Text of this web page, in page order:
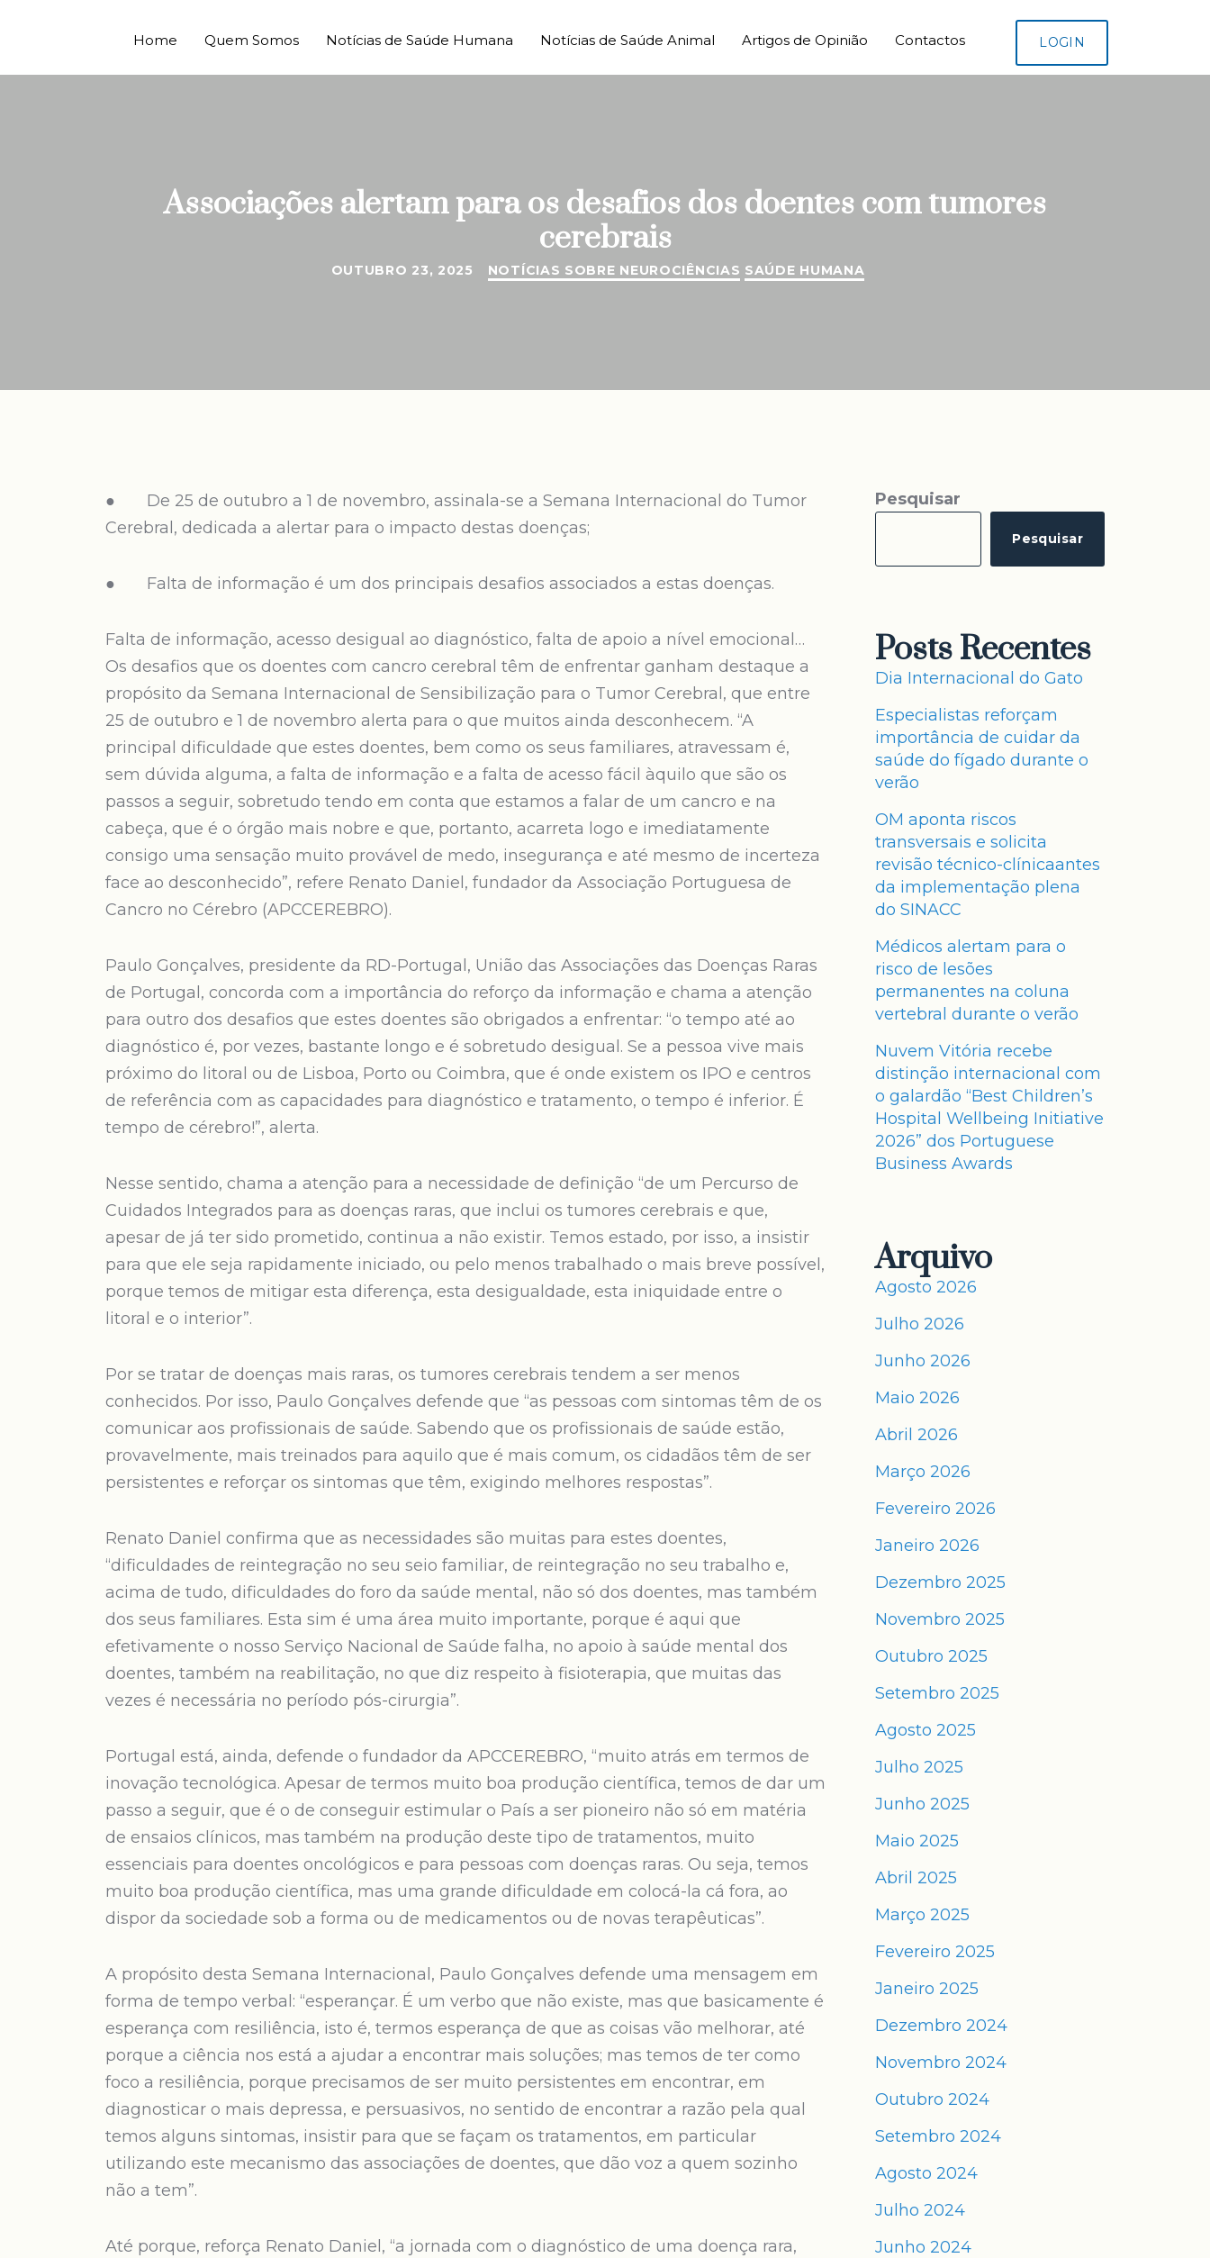
Home Quem Somos Notícias de Saúde Humana Notícias de Saúde Animal Artigos de Opinião Contactos LOGIN
Associações alertam para os desafios dos doentes com tumores
cerebrais
OUTUBRO 23, 2025 NOTÍCIAS SOBRE NEUROCIÊNCIAS SAÚDE HUMANA
● De 25 de outubro a 1 de novembro, assinala-se a Semana Internacional do Tumor
Cerebral, dedicada a alertar para o impacto destas doenças;
● Falta de informação é um dos principais desafios associados a estas doenças.
Falta de informação, acesso desigual ao diagnóstico, falta de apoio a nível emocional…
Os desafios que os doentes com cancro cerebral têm de enfrentar ganham destaque a
propósito da Semana Internacional de Sensibilização para o Tumor Cerebral, que entre
25 de outubro e 1 de novembro alerta para o que muitos ainda desconhecem. “A
principal dificuldade que estes doentes, bem como os seus familiares, atravessam é,
sem dúvida alguma, a falta de informação e a falta de acesso fácil àquilo que são os
passos a seguir, sobretudo tendo em conta que estamos a falar de um cancro e na
cabeça, que é o órgão mais nobre e que, portanto, acarreta logo e imediatamente
consigo uma sensação muito provável de medo, insegurança e até mesmo de incerteza
face ao desconhecido”, refere Renato Daniel, fundador da Associação Portuguesa de
Cancro no Cérebro (APCCEREBRO).
Paulo Gonçalves, presidente da RD-Portugal, União das Associações das Doenças Raras
de Portugal, concorda com a importância do reforço da informação e chama a atenção
para outro dos desafios que estes doentes são obrigados a enfrentar: “o tempo até ao
diagnóstico é, por vezes, bastante longo e é sobretudo desigual. Se a pessoa vive mais
próximo do litoral ou de Lisboa, Porto ou Coimbra, que é onde existem os IPO e centros
de referência com as capacidades para diagnóstico e tratamento, o tempo é inferior. É
tempo de cérebro!”, alerta.
Nesse sentido, chama a atenção para a necessidade de definição “de um Percurso de
Cuidados Integrados para as doenças raras, que inclui os tumores cerebrais e que,
apesar de já ter sido prometido, continua a não existir. Temos estado, por isso, a insistir
para que ele seja rapidamente iniciado, ou pelo menos trabalhado o mais breve possível,
porque temos de mitigar esta diferença, esta desigualdade, esta iniquidade entre o
litoral e o interior”.
Por se tratar de doenças mais raras, os tumores cerebrais tendem a ser menos
conhecidos. Por isso, Paulo Gonçalves defende que “as pessoas com sintomas têm de os
comunicar aos profissionais de saúde. Sabendo que os profissionais de saúde estão,
provavelmente, mais treinados para aquilo que é mais comum, os cidadãos têm de ser
persistentes e reforçar os sintomas que têm, exigindo melhores respostas”.
Renato Daniel confirma que as necessidades são muitas para estes doentes,
“dificuldades de reintegração no seu seio familiar, de reintegração no seu trabalho e,
acima de tudo, dificuldades do foro da saúde mental, não só dos doentes, mas também
dos seus familiares. Esta sim é uma área muito importante, porque é aqui que
efetivamente o nosso Serviço Nacional de Saúde falha, no apoio à saúde mental dos
doentes, também na reabilitação, no que diz respeito à fisioterapia, que muitas das
vezes é necessária no período pós-cirurgia”.
Portugal está, ainda, defende o fundador da APCCEREBRO, “muito atrás em termos de
inovação tecnológica. Apesar de termos muito boa produção científica, temos de dar um
passo a seguir, que é o de conseguir estimular o País a ser pioneiro não só em matéria
de ensaios clínicos, mas também na produção deste tipo de tratamentos, muito
essenciais para doentes oncológicos e para pessoas com doenças raras. Ou seja, temos
muito boa produção científica, mas uma grande dificuldade em colocá-la cá fora, ao
dispor da sociedade sob a forma ou de medicamentos ou de novas terapêuticas”.
A propósito desta Semana Internacional, Paulo Gonçalves defende uma mensagem em
forma de tempo verbal: “esperançar. É um verbo que não existe, mas que basicamente é
esperança com resiliência, isto é, termos esperança de que as coisas vão melhorar, até
porque a ciência nos está a ajudar a encontrar mais soluções; mas temos de ter como
foco a resiliência, porque precisamos de ser muito persistentes em encontrar, em
diagnosticar o mais depressa, e persuasivos, no sentido de encontrar a razão pela qual
temos alguns sintomas, insistir para que se façam os tratamentos, em particular
utilizando este mecanismo das associações de doentes, que dão voz a quem sozinho
não a tem”.
Até porque, reforça Renato Daniel, “a jornada com o diagnóstico de uma doença rara,
Pesquisar
Pesquisar
Posts Recentes
Dia Internacional do Gato
Especialistas reforçam
importância de cuidar da
saúde do fígado durante o
verão
OM aponta riscos
transversais e solicita
revisão técnico-clínicaantes
da implementação plena
do SINACC
Médicos alertam para o
risco de lesões
permanentes na coluna
vertebral durante o verão
Nuvem Vitória recebe
distinção internacional com
o galardão “Best Children’s
Hospital Wellbeing Initiative
2026” dos Portuguese
Business Awards
Arquivo
Agosto 2026
Julho 2026
Junho 2026
Maio 2026
Abril 2026
Março 2026
Fevereiro 2026
Janeiro 2026
Dezembro 2025
Novembro 2025
Outubro 2025
Setembro 2025
Agosto 2025
Julho 2025
Junho 2025
Maio 2025
Abril 2025
Março 2025
Fevereiro 2025
Janeiro 2025
Dezembro 2024
Novembro 2024
Outubro 2024
Setembro 2024
Agosto 2024
Julho 2024
Junho 2024